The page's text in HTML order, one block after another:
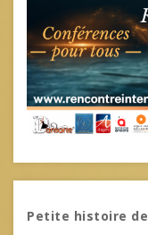
Petite histoire